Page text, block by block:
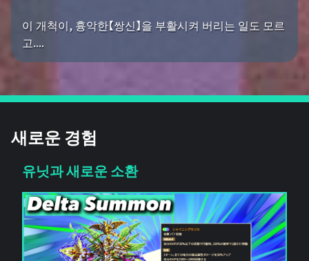
이 개척이, 흉악한【쌍신】을 부활시켜 버리는 일도 모르
고....
새로운 경험
유닛과 새로운 소환